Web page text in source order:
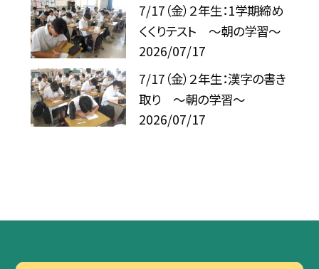
7/17（金）２年生：1学期締め
くくりテスト ～朝の学習～
2026/07/17
7/17（金）２年生：漢字の書き
取り ～朝の学習～
2026/07/17